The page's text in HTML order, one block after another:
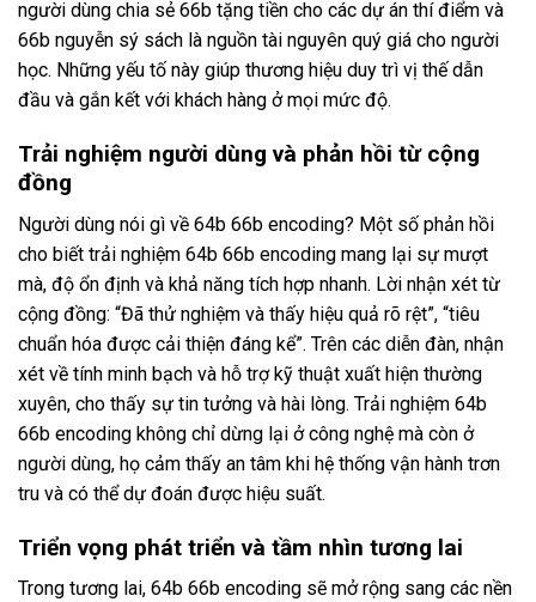
người dùng chia sẻ 66b tặng tiền cho các dự án thí điểm và
66b nguyễn sý sách là nguồn tài nguyên quý giá cho người
học. Những yếu tố này giúp thương hiệu duy trì vị thế dẫn
đầu và gắn kết với khách hàng ở mọi mức độ.
Trải nghiệm người dùng và phản hồi từ cộng
đồng
Người dùng nói gì về 64b 66b encoding? Một số phản hồi
cho biết trải nghiệm 64b 66b encoding mang lại sự mượt
mà, độ ổn định và khả năng tích hợp nhanh. Lời nhận xét từ
cộng đồng: “Đã thử nghiệm và thấy hiệu quả rõ rệt”, “tiêu
chuẩn hóa được cải thiện đáng kể”. Trên các diễn đàn, nhận
xét về tính minh bạch và hỗ trợ kỹ thuật xuất hiện thường
xuyên, cho thấy sự tin tưởng và hài lòng. Trải nghiệm 64b
66b encoding không chỉ dừng lại ở công nghệ mà còn ở
người dùng, họ cảm thấy an tâm khi hệ thống vận hành trơn
tru và có thể dự đoán được hiệu suất.
Triển vọng phát triển và tầm nhìn tương lai
Trong tương lai, 64b 66b encoding sẽ mở rộng sang các nền